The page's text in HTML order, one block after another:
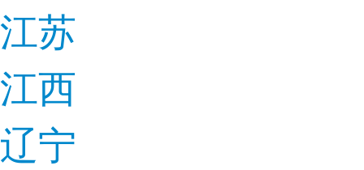
江苏
江西
辽宁